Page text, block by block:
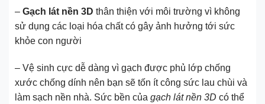
– Gạch lát nền 3D thân thiện với môi trường vì không
sử dụng các loại hóa chất có gây ảnh hưởng tới sức
khỏe con người
– Vệ sinh cực dễ dàng vì gạch được phủ lớp chống
xước chống dính nên bạn sẽ tốn ít công sức lau chùi và
làm sạch nền nhà. Sức bền của gạch lát nền 3D có thể